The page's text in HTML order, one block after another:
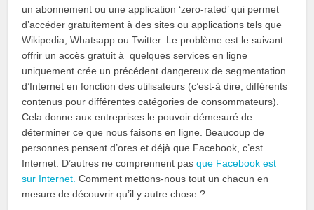
un abonnement ou une application ‘zero-rated’ qui permet
d’accéder gratuitement à des sites ou applications tels que
Wikipedia, Whatsapp ou Twitter. Le problème est le suivant :
offrir un accès gratuit à quelques services en ligne
uniquement crée un précédent dangereux de segmentation
d’Internet en fonction des utilisateurs (c’est-à dire, différents
contenus pour différentes catégories de consommateurs).
Cela donne aux entreprises le pouvoir démesuré de
déterminer ce que nous faisons en ligne. Beaucoup de
personnes pensent d’ores et déjà que Facebook, c’est
Internet. D’autres ne comprennent pas que Facebook est
sur Internet. Comment mettons-nous tout un chacun en
mesure de découvrir qu’il y autre chose ?